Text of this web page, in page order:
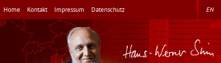
Direkt
zum
Inhalt
Home Kontakt Impressum Datenschutz EN